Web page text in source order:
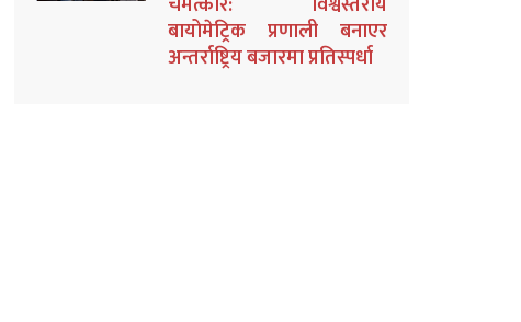
बायोमेट्रिक प्रणाली बनाएर
अन्तर्राष्ट्रिय बजारमा प्रतिस्पर्धा